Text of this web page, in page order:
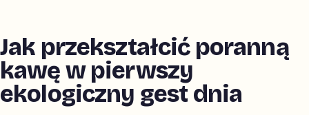
Jak przekształcić poranną
kawę w pierwszy
ekologiczny gest dnia